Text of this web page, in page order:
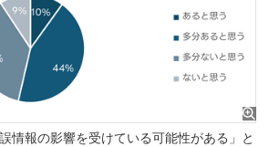
情報の影響を受けている可能性がある」と